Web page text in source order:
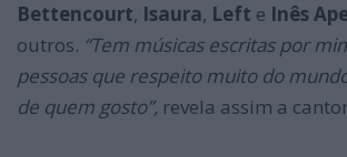
Bettencourt, Isaura, Left e Inês
outros. “Tem músicas escritas por
pessoas que respeito muito do
de quem gosto”, revela assim a